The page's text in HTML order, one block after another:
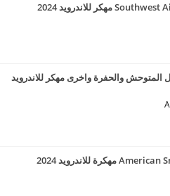
والحفرة واخرى مهكر للاندرويد